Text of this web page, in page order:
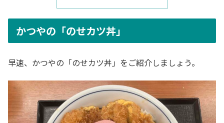
かつやの「のせカツ丼」
早速、かつやの「のせカツ丼」をご紹介しましょう。